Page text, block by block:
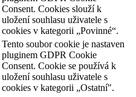
Consent. Cookies slouží k
uložení souhlasu uživatele s
cookies v kategorii „Povinné“.
Tento soubor cookie je nastaven
pluginem GDPR Cookie
Consent. Cookie se používá k
uložení souhlasu uživatele s
cookies v kategorii „Ostatní".